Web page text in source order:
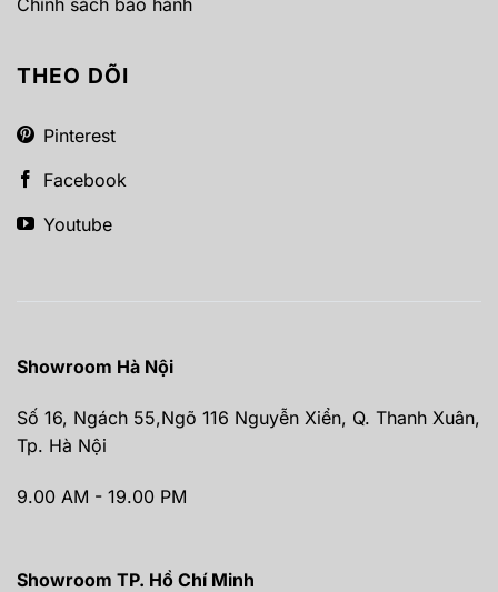
THEO DÕI
Pinterest
Facebook
Youtube
Showroom Hà Nội
Số 16, Ngách 55,Ngõ 116 Nguyễn Xiển, Q. Thanh Xuân,
Tp. Hà Nội
9.00 AM - 19.00 PM
Showroom TP. Hồ Chí Minh